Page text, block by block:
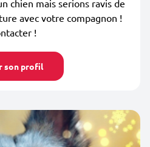
chien mais serions ravis de
avec votre compagnon !
!
son profil